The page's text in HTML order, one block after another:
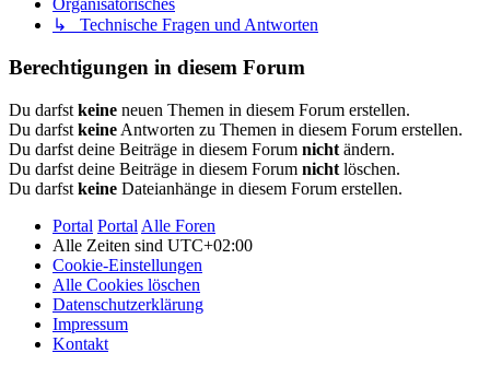
Organisatorisches
↳ Technische Fragen und Antworten
Berechtigungen in diesem Forum
Du darfst keine neuen Themen in diesem Forum erstellen.
Du darfst keine Antworten zu Themen in diesem Forum erstellen.
Du darfst deine Beiträge in diesem Forum nicht ändern.
Du darfst deine Beiträge in diesem Forum nicht löschen.
Du darfst keine Dateianhänge in diesem Forum erstellen.
Portal Portal Alle Foren
Alle Zeiten sind UTC+02:00
Cookie-Einstellungen
Alle Cookies löschen
Datenschutzerklärung
Impressum
Kontakt